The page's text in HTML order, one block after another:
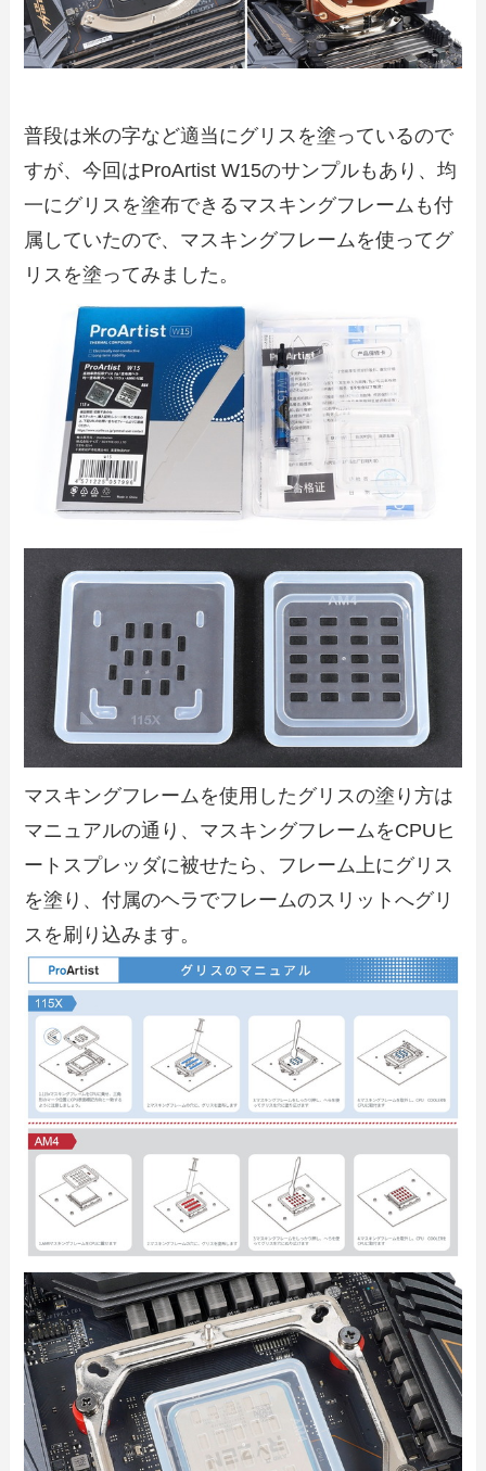
普段は米の字など適当にグリスを塗っているので
すが、今回はProArtist W15のサンプルもあり、均
一にグリスを塗布できるマスキングフレームも付
属していたので、マスキングフレームを使ってグ
リスを塗ってみました。
マスキングフレームを使用したグリスの塗り方は
マニュアルの通り、マスキングフレームをCPUヒ
ートスプレッダに被せたら、フレーム上にグリス
を塗り、付属のヘラでフレームのスリットへグリ
スを刷り込みます。